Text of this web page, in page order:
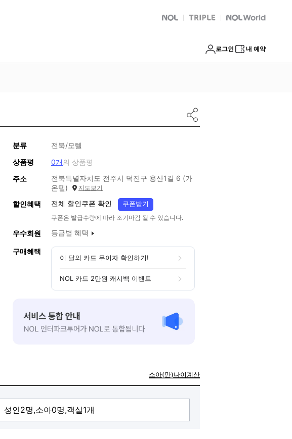
NOL 트리플 Global Interpark
로그인 내 예약
분류
전북/모텔
상품평
0개의 상품평
주소
전북특별자치도 전주시 덕진구 용산1길 6 (가
온텔)
지도보기
할인혜택 전체 할인쿠폰 확인 쿠폰받기
쿠폰은 발급수량에 따라 조기마감 될 수 있습니다.
우수회원 등급별 혜택
구매혜택
이 달의 카드 무이자 확인하기!
NOL 카드 2만원 캐시백 이벤트
소아(만)나이계산